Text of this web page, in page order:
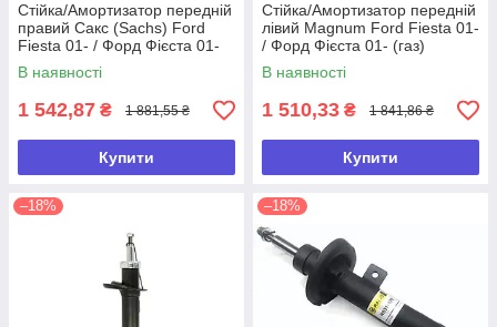
Стійка/Амортизатор передній
правий Сакс (Sachs) Ford
Fiesta 01- / Форд Фієста 01-
(газ)
В наявності
1 542,87 ₴ 1 881,55 ₴
Купити
Стійка/Амортизатор передній
лівий Magnum Ford Fiesta 01-
/ Форд Фієста 01- (газ)
В наявності
1 510,33 ₴ 1 841,86 ₴
Купити
–18% –18%